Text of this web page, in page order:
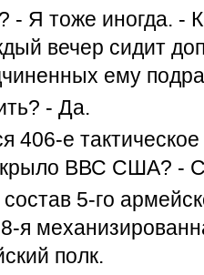
- Я тоже иногда. -
вечер сидит
ему
- Да.
406-е
ВВС США? -
5-го
я
полк.